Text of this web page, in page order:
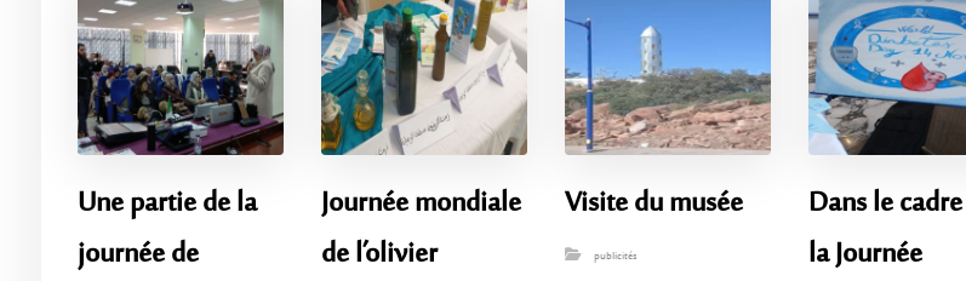
Une partie de la
journée de
Journée mondiale
de l’olivier
Visite du musée
publicités
Dans le
la Journée